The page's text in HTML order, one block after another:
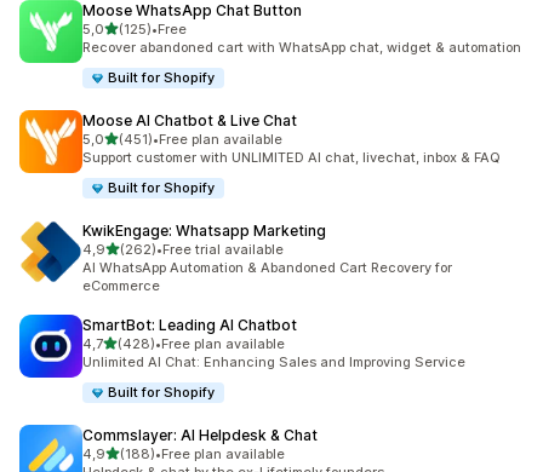
Moose WhatsApp Chat Button
5,0z 5 hvězd
(125)
Celkový počet recenzí: 125
•Free
Recover abandoned cart with WhatsApp chat, widget & automation
Built for Shopify
Moose AI Chatbot & Live Chat
5,0z 5 hvězd
(451)
Celkový počet recenzí: 451
•Free plan available
Support customer with UNLIMITED AI chat, livechat, inbox & FAQ
Built for Shopify
KwikEngage: Whatsapp Marketing
4,9z 5 hvězd
(262)
Celkový počet recenzí: 262
•Free trial available
AI WhatsApp Automation & Abandoned Cart Recovery for
eCommerce
SmartBot: Leading AI Chatbot
4,7z 5 hvězd
(428)
Celkový počet recenzí: 428
•Free plan available
Unlimited AI Chat: Enhancing Sales and Improving Service
Built for Shopify
Commslayer: AI Helpdesk & Chat
4,9z 5 hvězd
(188)
Celkový počet recenzí: 188
•Free plan available